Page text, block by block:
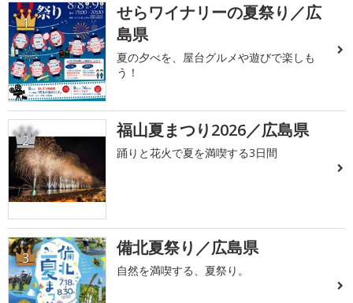
1
せらワイナリーの夏祭り／広
島県
夏の夕べを、屋台グルメや遊びで楽しも
う！
2 福山夏まつり2026／広島県
踊りと花火で夏を満喫する3日間
3 備北夏祭り／広島県
自然を満喫する、夏祭り。